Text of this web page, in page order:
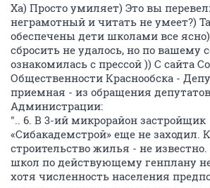
Ха) Просто умиляет) Это вы
неграмотный и читать не умеет?)
обеспечены дети школами все
сбросить не удалось, но по вашему
ознакомилась с прессой )) С сайта
Общественности Краснообска -
приемная - из обращения
Администрации:
".. 6. В 3-ий микрорайон застройщик
«Сибакадемстрой» еще не заходил.
строительство жилья - не
школ по действующему генплану
хотя численность населения